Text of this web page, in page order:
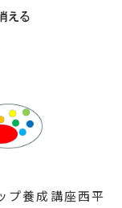
プ養成講座西平